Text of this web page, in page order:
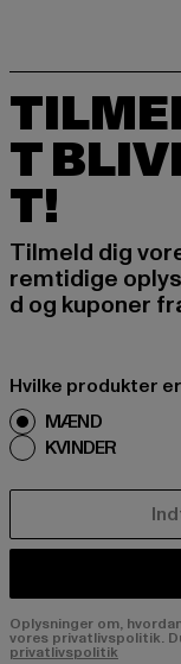
T
T!
Tilmeld dig
remtidige
d og kuponer
Hvilke produkter
MÆND
KVINDER
Oplysninger om,
vores privatlivspolitik.
privatlivspolitik